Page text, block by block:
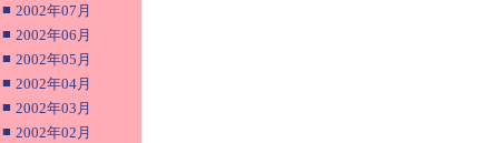
■ 2002年07月
■ 2002年06月
■ 2002年05月
■ 2002年04月
■ 2002年03月
■ 2002年02月